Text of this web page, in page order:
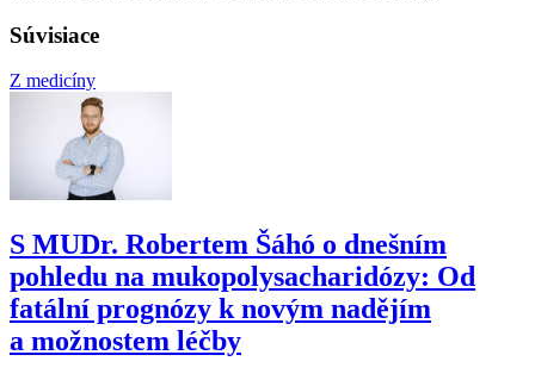
Súvisiace
Z medicíny
S MUDr. Robertem Šáhó o dnešním
pohledu na mukopolysacharidózy: Od
fatální prognózy k novým nadějím
a možnostem léčby